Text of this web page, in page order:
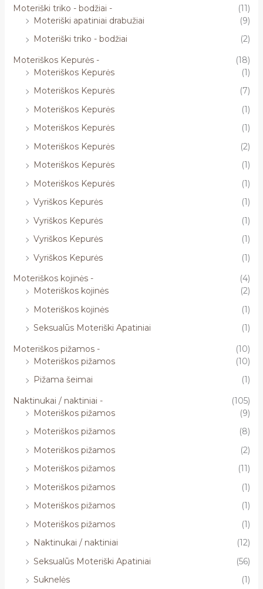
Moteriški triko - bodžiai -
(11)
Moteriški apatiniai drabužiai
(9)
Moteriški triko - bodžiai
(2)
Moteriškos Kepurės -
(18)
Moteriškos Kepurės
(1)
Moteriškos Kepurės
(7)
Moteriškos Kepurės
(1)
Moteriškos Kepurės
(1)
Moteriškos Kepurės
(2)
Moteriškos Kepurės
(1)
Moteriškos Kepurės
(1)
Vyriškos Kepurės
(1)
Vyriškos Kepurės
(1)
Vyriškos Kepurės
(1)
Vyriškos Kepurės
(1)
Moteriškos kojinės -
(4)
Moteriškos kojinės
(2)
Moteriškos kojinės
(1)
Seksualūs Moteriški Apatiniai
(1)
Moteriškos pižamos -
(10)
Moteriškos pižamos
(10)
Pižama šeimai
(1)
Naktinukai / naktiniai -
(105)
Moteriškos pižamos
(9)
Moteriškos pižamos
(8)
Moteriškos pižamos
(2)
Moteriškos pižamos
(11)
Moteriškos pižamos
(1)
Moteriškos pižamos
(1)
Moteriškos pižamos
(1)
Naktinukai / naktiniai
(12)
Seksualūs Moteriški Apatiniai
(56)
Suknelės
(1)